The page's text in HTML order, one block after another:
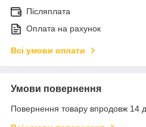
Післяплата
Оплата на рахунок
Всі умови оплати
Умови повернення
Повернення товару впродовж 14